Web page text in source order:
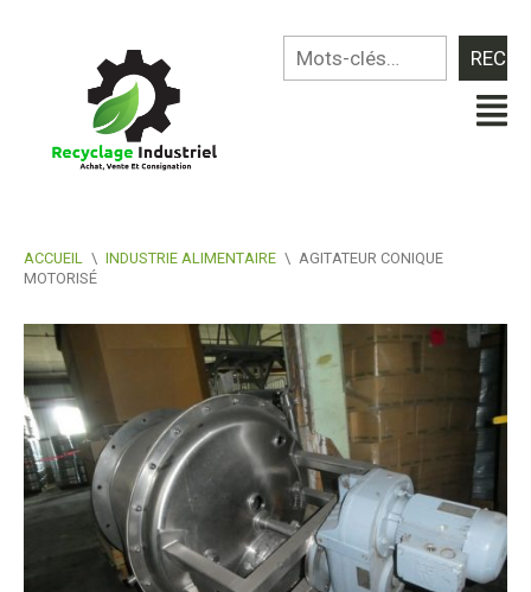
ACCUEIL \ INDUSTRIE ALIMENTAIRE \ AGITATEUR CONIQUE
MOTORISÉ